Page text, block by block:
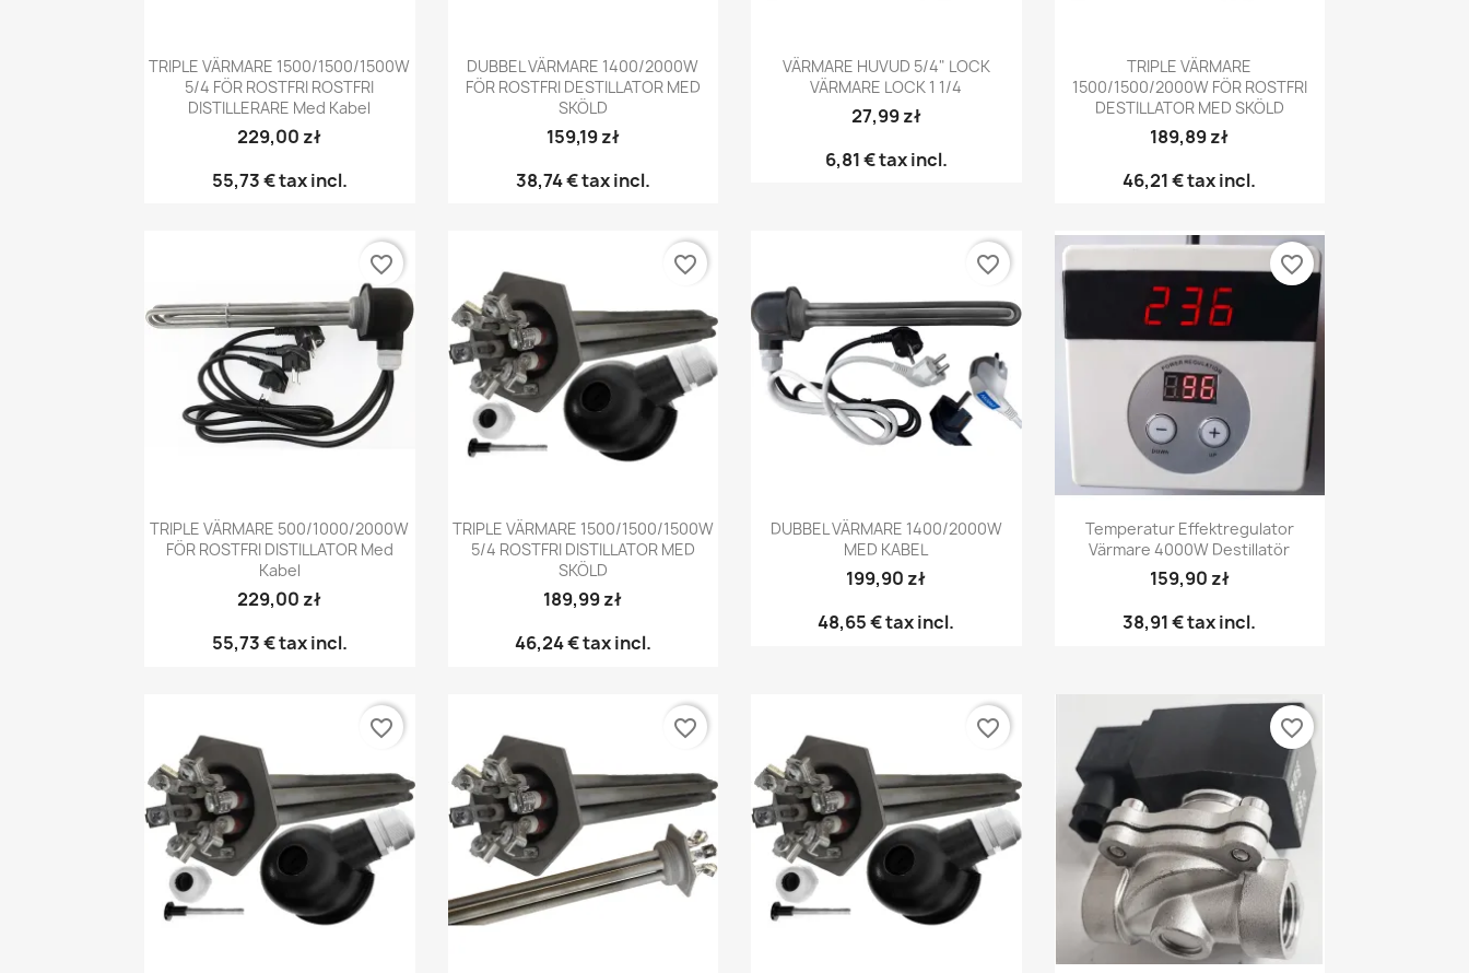
Snabbvy
TRIPLE VÄRMARE 1500/1500/1500W
5/4 FÖR ROSTFRI ROSTFRI
DISTILLERARE Med Kabel
229,00 zł
55,73 €tax incl.
Snabbvy
DUBBEL VÄRMARE 1400/2000W
FÖR ROSTFRI DESTILLATOR MED
SKÖLD
159,19 zł
38,74 €tax incl.
Snabbvy
VÄRMARE HUVUD 5/4" LOCK
VÄRMARE LOCK 1 1/4
27,99 zł
6,81 €tax incl.
 Snabbvy
TRIPLE VÄRMARE
1500/1500/2000W FÖR ROSTFRI
DESTILLATOR MED SKÖLD
189,89 zł
46,21 €tax incl.
Snabbvy
TRIPLE VÄRMARE 500/1000/2000W
FÖR ROSTFRI DISTILLATOR Med
Kabel
229,00 zł
55,73 €tax incl.
favorite_border
Snabbvy
TRIPLE VÄRMARE 1500/1500/1500W
5/4 ROSTFRI DISTILLATOR MED
SKÖLD
189,99 zł
46,24 €tax incl.
favorite_border
Snabbvy
DUBBEL VÄRMARE 1400/2000W
MED KABEL
199,90 zł
48,65 €tax incl.
favorite_border
Snabbvy
Temperatur Effektregulator
Värmare 4000W Destillatör
159,90 zł
38,91 €tax incl.
favorite_border
favorite_border favorite_border favorite_border favorite_border